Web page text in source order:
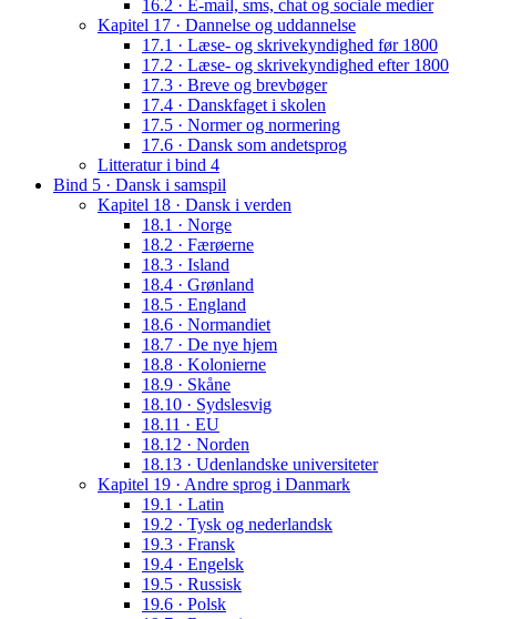
16.2 · E-mail, sms, chat og sociale medier
Kapitel 17 · Dannelse og uddannelse
17.1 · Læse- og skrivekyndighed før 1800
17.2 · Læse- og skrivekyndighed efter 1800
17.3 · Breve og brevbøger
17.4 · Danskfaget i skolen
17.5 · Normer og normering
17.6 · Dansk som andetsprog
Litteratur i bind 4
Bind 5 · Dansk i samspil
Kapitel 18 · Dansk i verden
18.1 · Norge
18.2 · Færøerne
18.3 · Island
18.4 · Grønland
18.5 · England
18.6 · Normandiet
18.7 · De nye hjem
18.8 · Kolonierne
18.9 · Skåne
18.10 · Sydslesvig
18.11 · EU
18.12 · Norden
18.13 · Udenlandske universiteter
Kapitel 19 · Andre sprog i Danmark
19.1 · Latin
19.2 · Tysk og nederlandsk
19.3 · Fransk
19.4 · Engelsk
19.5 · Russisk
19.6 · Polsk